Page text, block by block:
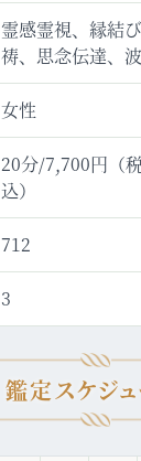
霊感霊視、縁結
祷、思念伝達、
女性
20分/7,700円（
込）
712
3
鑑定スケジ